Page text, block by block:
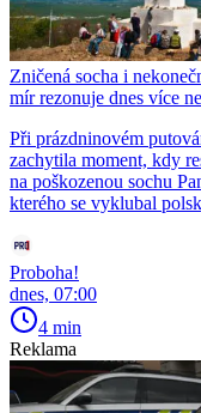
Zničená socha i
mír rezonuje dnes více
Při prázdninovém
zachytila moment, kdy
na poškozenou sochu
kterého se vyklubal
Proboha!
dnes, 07:00
4 min
Reklama